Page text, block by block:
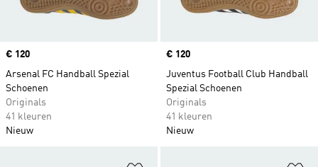
Price
€ 120
Arsenal FC Handball Spezial
Schoenen
Originals
41 kleuren
Nieuw
Price
€ 120
Juventus Football Club Handball
Spezial Schoenen
Originals
41 kleuren
Nieuw